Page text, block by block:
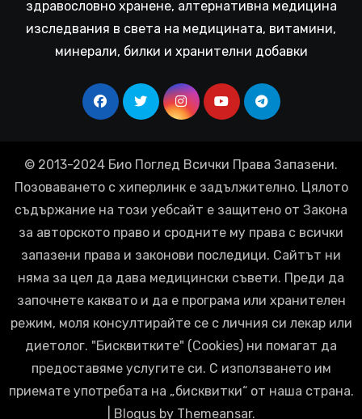
здравословно хранене, алтернативна медицина
изследвания в света на медицината, витамини,
минерали, билки и хранителни добавки
© 2013-2024 Био Поглед Всички Права Запазени.
Позоваването с хиперлинк е задължително. Цялото
съдържание на този уебсайт е защитено от Закона
за авторското право и сродните му права с всички
запазени права и законови последици. Сайтът ни
няма за цел да дава медицински съвети. Преди да
започнете каквато и да е програма или хранителен
режим, моля консултирайте се с личния си лекар или
диетолог. "Бисквитките" (Cookies) ни помагат да
предоставяме услугите си. С използването им
приемате употребата на „бисквитки“ от наша страна.
Blogusby Themeansar.